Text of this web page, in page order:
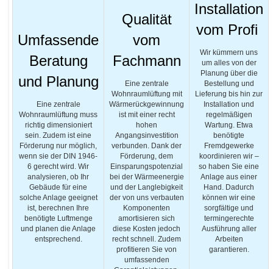
Umfassende
Beratung
und Planung
Eine zentrale
Wohnraumlüftung muss
richtig dimensioniert
sein. Zudem ist eine
Förderung nur möglich,
wenn sie der DIN 1946-
6 gerecht wird. Wir
analysieren, ob Ihr
Gebäude für eine
solche Anlage geeignet
ist, berechnen Ihre
benötigte Luftmenge
und planen die Anlage
entsprechend.
Qualität
vom
Fachmann
Eine zentrale
Wohnraumlüftung mit
Wärmerückgewinnung
ist mit einer recht
hohen
Angangsinvestition
verbunden. Dank der
Förderung, dem
Einsparungspotenzial
bei der Wärmeenergie
und der Langlebigkeit
der von uns verbauten
Komponenten
amortisieren sich
diese Kosten jedoch
recht schnell. Zudem
profitieren Sie von
umfassenden
Installation
vom Profi
Wir kümmern uns
um alles von der
Planung über die
Bestellung und
Lieferung bis hin zur
Installation und
regelmäßigen
Wartung. Etwa
benötigte
Fremdgewerke
koordinieren wir –
so haben Sie eine
Anlage aus einer
Hand. Dadurch
können wir eine
sorgfältige und
termingerechte
Ausführung aller
Arbeiten
garantieren.